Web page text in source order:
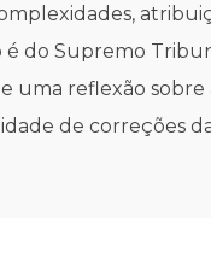
do Supremo
uma reflexão
de correções